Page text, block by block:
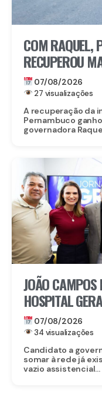
COM RAQUEL,
RECUPEROU
DE ESTRADAS
07/08/2026
27 visualizações
A recuperação da
Pernambuco
governadora
JOÃO CAMPOS
HOSPITAL
07/08/2026
34 visualizações
Candidato a
somar à rede já
vazio assistencial...